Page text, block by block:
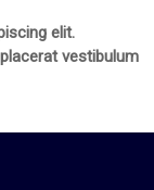
elit.
vestibulum